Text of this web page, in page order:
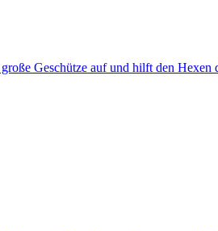
Geschütze auf und hilft den